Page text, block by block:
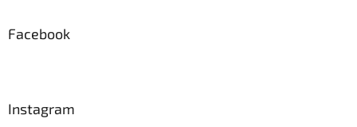
Facebook
Instagram